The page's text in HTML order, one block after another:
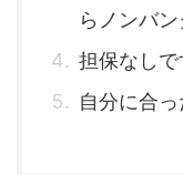
らノンバ
担保なし
自分に合